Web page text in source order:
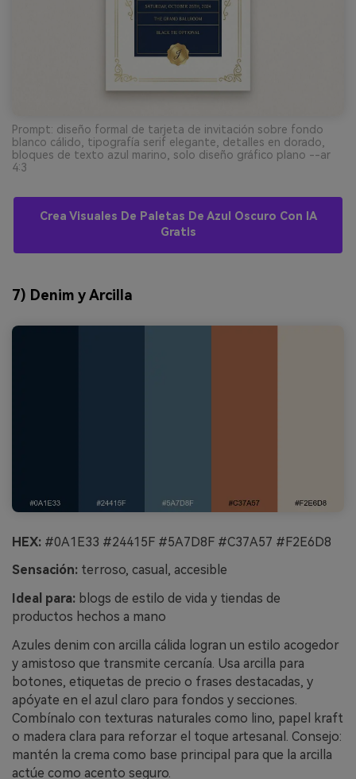
Prompt: diseño formal de tarjeta de invitación sobre fondo
blanco cálido, tipografía serif elegante, detalles en dorado,
bloques de texto azul marino, solo diseño gráfico plano --ar
4:3
Crea Visuales De Paletas De Azul Oscuro Con IA
Gratis
7) Denim y Arcilla
HEX: #0A1E33 #24415F #5A7D8F #C37A57 #F2E6D8
Sensación: terroso, casual, accesible
Ideal para: blogs de estilo de vida y tiendas de
productos hechos a mano
Azules denim con arcilla cálida logran un estilo acogedor
y amistoso que transmite cercanía. Usa arcilla para
botones, etiquetas de precio o frases destacadas, y
apóyate en el azul claro para fondos y secciones.
Combínalo con texturas naturales como lino, papel kraft
o madera clara para reforzar el toque artesanal. Consejo:
mantén la crema como base principal para que la arcilla
actúe como acento seguro.